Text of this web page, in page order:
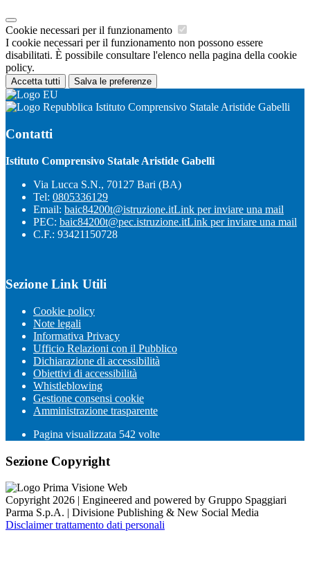
Cookie necessari per il funzionamento
I cookie necessari per il funzionamento non possono essere
disabilitati. È possibile consultare l'elenco nella pagina della cookie
policy.
Accetta tutti Salva le preferenze
Istituto Comprensivo Statale Aristide Gabelli
Contatti
Istituto Comprensivo Statale Aristide Gabelli
Via Lucca S.N., 70127 Bari (BA)
Tel: 0805336129
Email: baic84200t@istruzione.itLink per inviare una mail
PEC: baic84200t@pec.istruzione.itLink per inviare una mail
C.F.: 93421150728
Sezione Link Utili
Cookie policy
Note legali
Informativa Privacy
Ufficio Relazioni con il Pubblico
Dichiarazione di accessibilità
Obiettivi di accessibilità
Whistleblowing
Gestione consensi cookie
Amministrazione trasparente
Pagina visualizzata 542 volte
Sezione Copyright
Copyright 2026 | Engineered and powered by Gruppo Spaggiari
Parma S.p.A. | Divisione Publishing & New Social Media
Disclaimer trattamento dati personali